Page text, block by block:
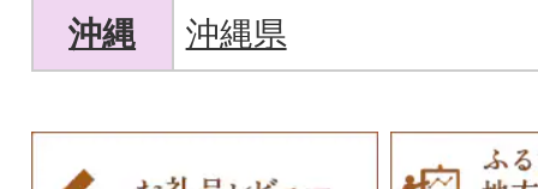
沖縄
沖縄県